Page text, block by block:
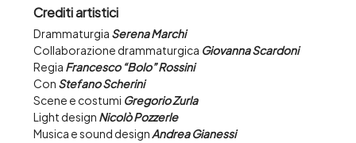
Crediti artistici
Drammaturgia Serena Marchi
Collaborazione drammaturgica Giovanna Scardoni
Regia Francesco “Bolo” Rossini
Con Stefano Scherini
Scene e costumi Gregorio Zurla
Light design Nicolò Pozzerle
Musica e sound design Andrea Gianessi